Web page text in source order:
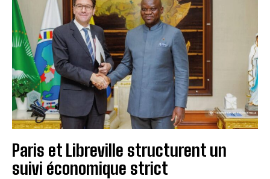
Paris et Libreville structurent un
suivi économique strict